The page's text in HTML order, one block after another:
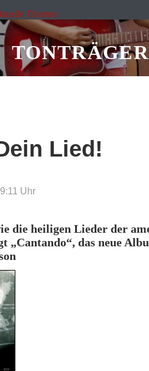
Themen
TONTRÄGER
Lied!
Uhr
die heiligen Lieder der
das neue